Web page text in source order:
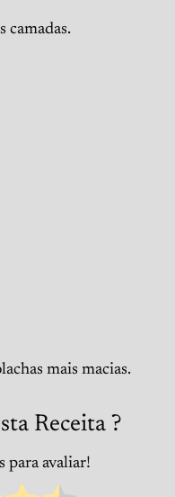
camadas.
mais macias.
Receita ?
para avaliar!